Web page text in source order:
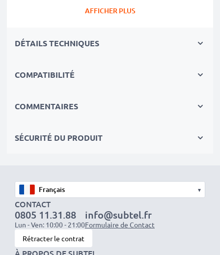
caméras on fait l'objet de contrôles de qualité stricts
de les dépasser.
sont parfaites comme batteries principales,
amateurs.
Optez pour CELLONIC et ne faites aucun compromis
sur la qualité. Passez votre commande dès maintenant
AFFICHER PLUS
DÉTAILS TECHNIQUES
COMPATIBILITÉ
COMMENTAIRES
SÉCURITÉ DU PRODUIT
▾
CONTACT
0805 11.31.88
Lun - Ven: 10:00 - 21:00
info@subtel.fr
Formulaire de Contact
Rétracter le contrat